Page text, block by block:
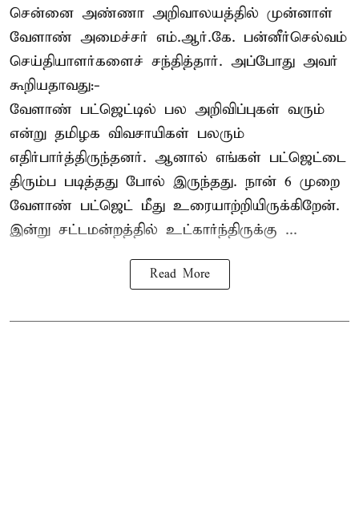
சென்னை அண்ணா அறிவாலயத்தில் முன்னாள்
வேளாண் அமைச்சர் எம்.ஆர்.கே. பன்னீர்செல்வம்
செய்தியாளர்களைச் சந்தித்தார். அப்போது அவர்
கூறியதாவது:-
வேளாண் பட்ஜெட்டில் பல அறிவிப்புகள் வரும்
என்று தமிழக விவசாயிகள் பலரும்
எதிர்பார்த்திருந்தனர். ஆனால் எங்கள் பட்ஜெட்டை
திரும்ப படித்தது போல் இருந்தது. நான் 6 முறை
வேளாண் பட்ஜெட் மீது உரையாற்றியிருக்கிறேன்.
இன்று சட்டமன்றத்தில் உட்கார்ந்திருக்கு ...
Read More